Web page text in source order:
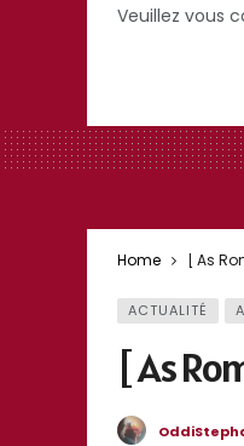
Veuillez vous
Home [ As
ACTUALITÉ
[ As